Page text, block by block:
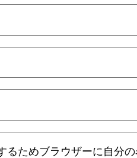
るためブラウザーに自分